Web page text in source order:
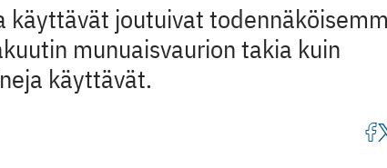
käyttävät joutuivat
munuaisvaurion takia kuin
käyttävät.